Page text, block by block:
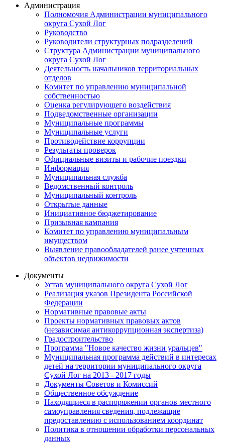
Администрация
Полномочия Администрации муниципального
округа Сухой Лог
Руководство
Руководители структурных подразделений
Структура Администрации муниципального
округа Сухой Лог
Деятельность начальников территориальных
отделов
Комитет по управлению муниципальной
собственностью
Оценка регулирующего воздействия
Подведомственные организации
Муниципальные программы
Муниципальные услуги
Противодействие коррупции
Результаты проверок
Официальные визиты и рабочие поездки
Информация
Муниципальная служба
Ведомственный контроль
Муниципальный контроль
Открытые данные
Инициативное бюджетирование
Призывная кампания
Комитет по управлению муниципальным
имуществом
Выявление правообладателей ранее учтенных
объектов недвижимости
Документы
Устав муниципального округа Сухой Лог
Реализация указов Президента Российской
Федерации
Нормативные правовые акты
Проекты нормативных правовых актов
(независимая антикоррупционная экспертиза)
Градостроительство
Программа "Новое качество жизни уральцев"
Муниципальная программа действий в интересах
детей на территории муниципального округа
Сухой Лог на 2013 - 2017 годы
Документы Советов и Комиссий
Общественное обсуждение
Находящиеся в распоряжении органов местного
самоуправления сведения, подлежащие
предоставлению с использованием координат
Политика в отношении обработки персональных
данных